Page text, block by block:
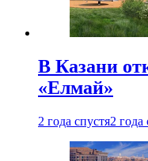
В Казани
«Елмай»
2 года спустя2 года